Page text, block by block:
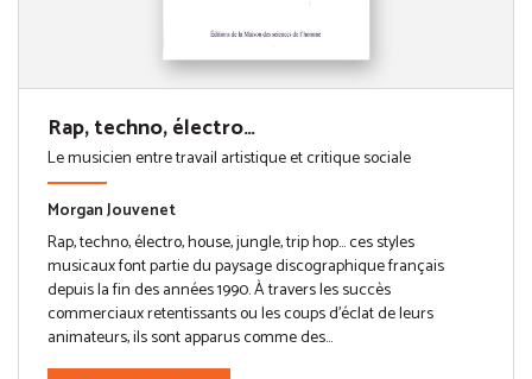
Rap, techno, électro…
Le musicien entre travail artistique et critique sociale
Morgan Jouvenet
Rap, techno, électro, house, jungle, trip hop… ces styles
musicaux font partie du paysage discographique français
depuis la fin des années 1990. À travers les succès
commerciaux retentissants ou les coups d’éclat de leurs
animateurs, ils sont apparus comme des...